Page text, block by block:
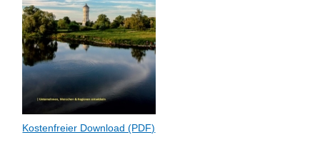
Kostenfreier Download (PDF)